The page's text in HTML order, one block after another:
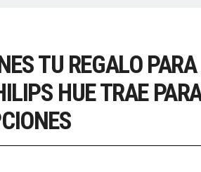
TU REGALO PARA
HUE TRAE